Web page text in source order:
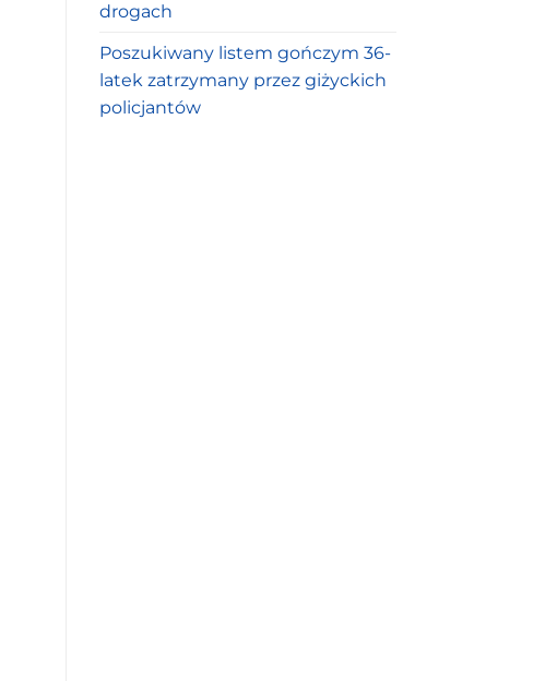
drogach
Poszukiwany listem gończym 36-
latek zatrzymany przez giżyckich
policjantów